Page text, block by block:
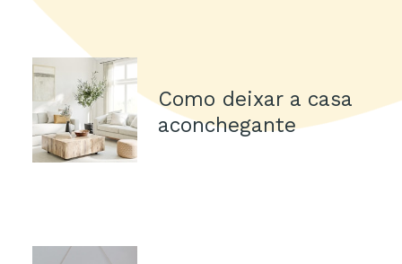
Como deixar a casa
aconchegante